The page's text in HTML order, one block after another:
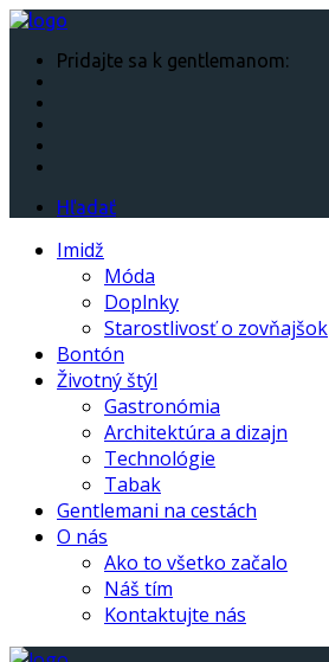
Pridajte sa k gentlemanom:
Hľadať
Imidž
Móda
Doplnky
Starostlivosť o zovňajšok
Bontón
Životný štýl
Gastronómia
Architektúra a dizajn
Technológie
Tabak
Gentlemani na cestách
O nás
Ako to všetko začalo
Náš tím
Kontaktujte nás